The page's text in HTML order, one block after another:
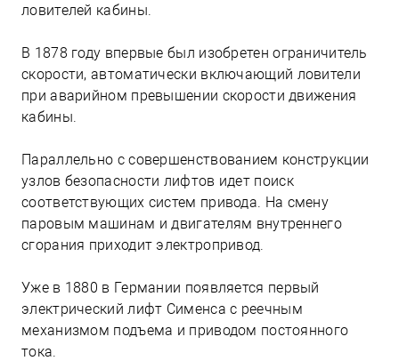
ловителей кабины.
В 1878 году впервые был изобретен ограничитель
скорости, автоматически включающий ловители
при аварийном превышении скорости движения
кабины.
Параллельно с совершенствованием конструкции
узлов безопасности лифтов идет поиск
соответствующих систем привода. На смену
паровым машинам и двигателям внутреннего
сгорания приходит электропривод.
Уже в 1880 в Германии появляется первый
электрический лифт Сименса с реечным
механизмом подъема и приводом постоянного
тока.